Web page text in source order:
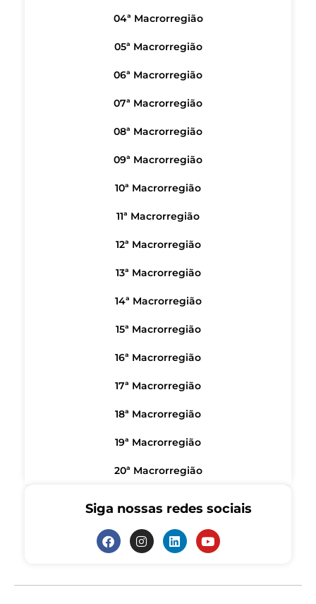
04ª Macrorregião
05ª Macrorregião
06ª Macrorregião
07ª Macrorregião
08ª Macrorregião
09ª Macrorregião
10ª Macrorregião
11ª Macrorregião
12ª Macrorregião
13ª Macrorregião
14ª Macrorregião
15ª Macrorregião
16ª Macrorregião
17ª Macrorregião
18ª Macrorregião
19ª Macrorregião
20ª Macrorregião
Siga nossas redes sociais